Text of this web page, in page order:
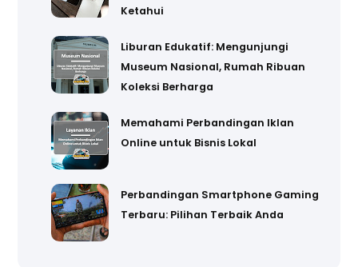
Ketahui
Liburan Edukatif: Mengunjungi
Museum Nasional, Rumah Ribuan
Koleksi Berharga
Memahami Perbandingan Iklan
Online untuk Bisnis Lokal
Perbandingan Smartphone Gaming
Terbaru: Pilihan Terbaik Anda